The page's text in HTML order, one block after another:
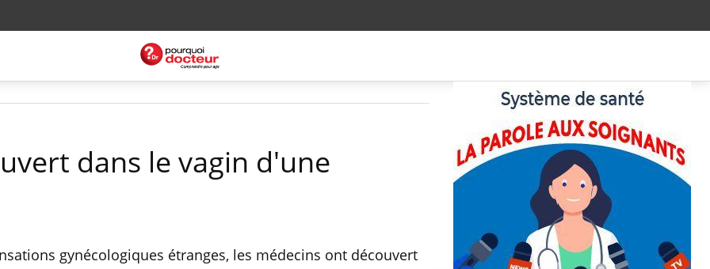
dans le vagin d'une
gynécologiques étranges, les médecins ont découvert